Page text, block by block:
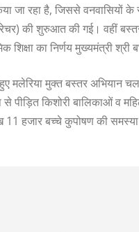
जा रहा है, जिससे वनवासियों के
की शुरुआत की गई। वहीं
शिक्षा का निर्णय मुख्यमंत्री
मलेरिया मुक्त बस्तर अभियान
पीड़ित किशोरी बालिकाओं व
11 हजार बच्चे कुपोषण की